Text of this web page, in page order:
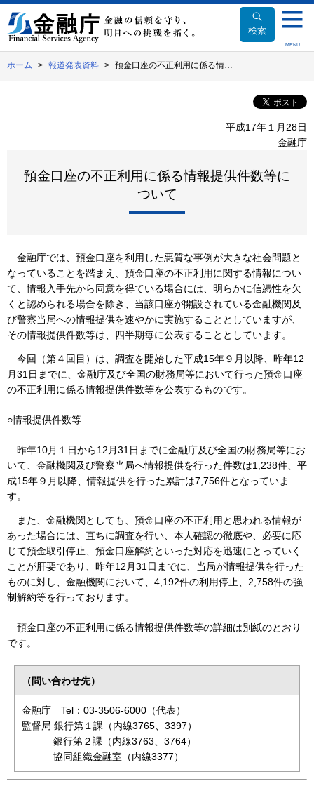
文
へ
動
検索
MENU
ホーム 報道発表資料 預金口座の不正利用に係る情…
平成17年１月28日
金融庁
預金口座の不正利用に係る情報提供件数等に
ついて
金融庁では、預金口座を利用した悪質な事例が大きな社会問題と
なっていることを踏まえ、預金口座の不正利用に関する情報につい
て、情報入手先から同意を得ている場合には、明らかに信憑性を欠
くと認められる場合を除き、当該口座が開設されている金融機関及
び警察当局への情報提供を速やかに実施することとしていますが、
その情報提供件数等は、四半期毎に公表することとしています。
今回（第４回目）は、調査を開始した平成15年９月以降、昨年12
月31日までに、金融庁及び全国の財務局等において行った預金口座
の不正利用に係る情報提供件数等を公表するものです。
○情報提供件数等
昨年10月１日から12月31日までに金融庁及び全国の財務局等にお
いて、金融機関及び警察当局へ情報提供を行った件数は1,238件、平
成15年９月以降、情報提供を行った累計は7,756件となっていま
す。
また、金融機関としても、預金口座の不正利用と思われる情報が
あった場合には、直ちに調査を行い、本人確認の徹底や、必要に応
じて預金取引停止、預金口座解約といった対応を迅速にとっていく
ことが肝要であり、昨年12月31日までに、当局が情報提供を行った
ものに対し、金融機関において、4,192件の利用停止、2,758件の強
制解約等を行っております。
預金口座の不正利用に係る情報提供件数等の詳細は別紙のとおり
です。
（問い合わせ先）
金融庁 Tel：03-3506-6000（代表）
監督局 銀行第１課（内線3765、3397）
銀行第２課（内線3763、3764）
協同組織金融室（内線3377）